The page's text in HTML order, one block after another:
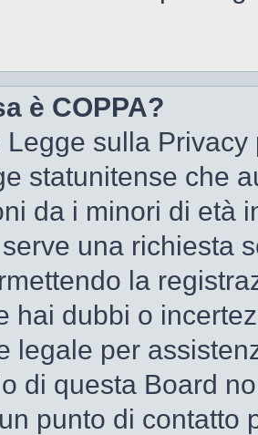
è COPPA?
Legge sulla
statunitense che
da i minori di età
una richiesta
la
hai dubbi o
legale per
di questa Board
punto di contatto